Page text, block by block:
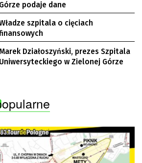
Górze podaje dane
szpitala o cięciach
Działoszyński, prezes Szpitala
Uniwersyteckiego w Zielonej Górze